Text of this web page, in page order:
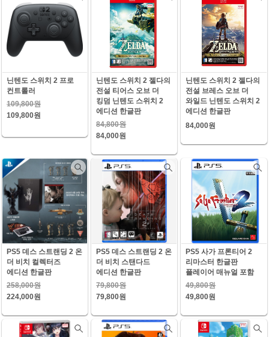
닌텐도 스위치 2 프로
컨트롤러
109,800원
109,800원
닌텐도 스위치 2 젤다의
전설 티어스 오브 더
킹덤 닌텐도 스위치 2
에디션 한글판
84,800원
84,000원
닌텐도 스위치 2 젤다의
전설 브레스 오브 더
와일드 닌텐도 스위치 2
에디션 한글판
84,000원
PS5 데스 스트랜딩 2 온
더 비치 컬렉터즈
에디션 한글판
258,000원
224,000원
PS5 데스 스트랜딩 2 온
더 비치 스탠다드
에디션 한글판
79,800원
79,800원
PS5 사가 프론티어 2
리마스터 한글판
플레이어 매뉴얼 포함
49,800원
49,800원